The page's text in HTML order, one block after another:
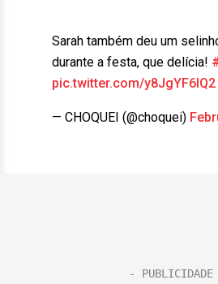
Sarah também deu um
durante a festa, que delícia!
pic.twitter.com/y8JgYF6IQ2
— CHOQUEI (@choquei)